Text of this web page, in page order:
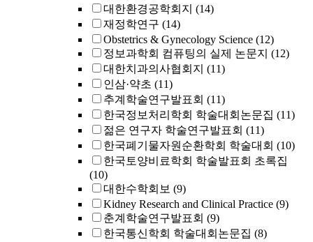
대한환경공학회지 (14)
재정학연구 (14)
Obstetrics & Gynecology Science (12)
정보과학회 컴퓨팅의 실제 논문지 (12)
대한치과의사협회지 (11)
인삼·약초 (11)
추계학술연구발표회 (11)
한국정보처리학회 학술대회논문집 (11)
젊은 연구자 학술연구발표회 (11)
한국폐기물자원순환학회 학술대회 (10)
한국토양비료학회 학술발표회 초록집
(10)
대한수학회보 (9)
Kidney Research and Clinical Practice (9)
춘계학술연구발표회 (9)
한국통신학회 학술대회논문집 (8)